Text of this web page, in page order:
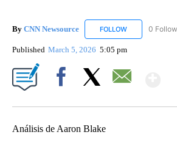
By CNN Newsource FOLLOW FOLLOW
0
Published March 5, 2026 5:05 pm
Análisis de Aaron Blake